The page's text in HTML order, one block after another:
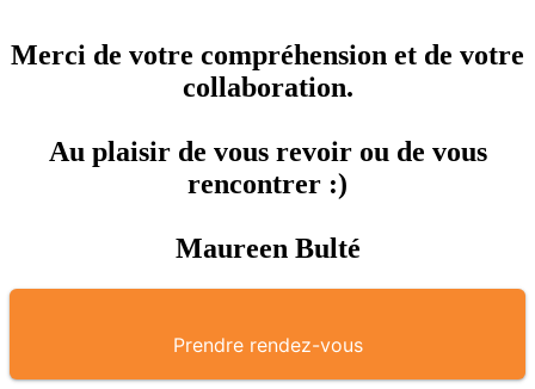
Merci de votre compréhension et de votre
collaboration.
Au plaisir de vous revoir ou de vous
rencontrer :)
Maureen Bulté
Prendre rendez-vous